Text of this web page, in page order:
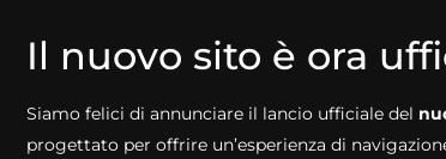
Il nuovo sito è ora
Siamo felici di annunciare il lancio ufficiale del
progettato per offrire un’esperienza di